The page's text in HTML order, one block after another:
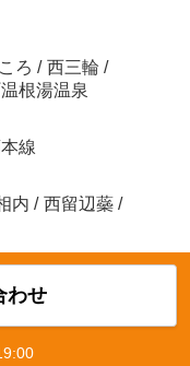
ろ / 西三輪 /
根湯温泉
線
内 / 西留辺蘂 /
わせ